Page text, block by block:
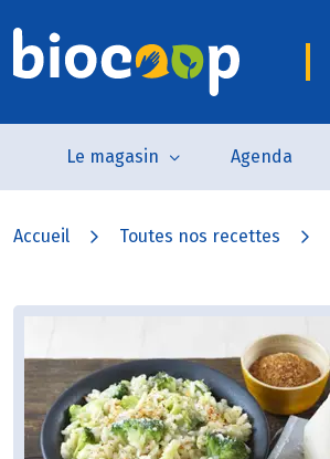
Le magasin Agenda
Accueil Toutes nos recettes